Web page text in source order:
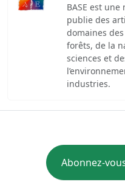
BASE est
publie des
domaines
forêts, de la
sciences et
industries.
Abonnez-